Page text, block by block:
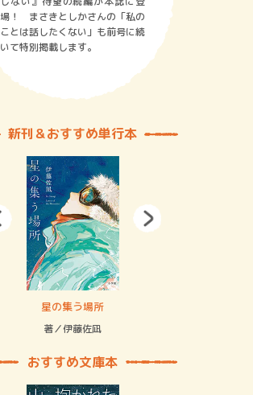
場！ まさきとしかさんの「私の
ことは話したくない」も前号に続
いて特別掲載します。
新刊＆おすすめ単行本
星の集う場所
著／伊藤佐凪
おすすめ文庫本